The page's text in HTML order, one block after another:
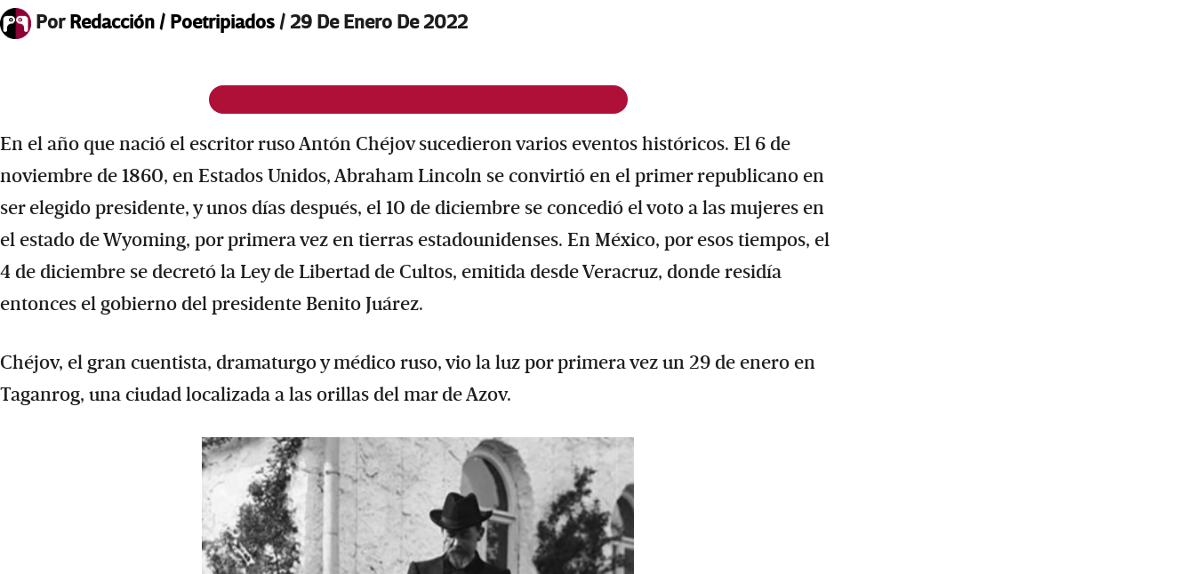
PorRedacción / Poetripiados/ 29 De Enero De 2022
En el año que nació el escritor ruso Antón Chéjov sucedieron varios eventos históricos. El 6 de
noviembre de 1860, en Estados Unidos, Abraham Lincoln se convirtió en el primer republicano en
ser elegido presidente, y unos días después, el 10 de diciembre se concedió el voto a las mujeres en
el estado de Wyoming, por primera vez en tierras estadounidenses. En México, por esos tiempos, el
4 de diciembre se decretó la Ley de Libertad de Cultos, emitida desde Veracruz, donde residía
entonces el gobierno del presidente Benito Juárez.
Chéjov, el gran cuentista, dramaturgo y médico ruso, vio la luz por primera vez un 29 de enero en
Taganrog, una ciudad localizada a las orillas del mar de Azov.